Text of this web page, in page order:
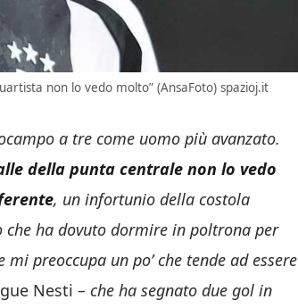
non lo vedo molto” (AnsaFoto) spazioj.it
a tre come uomo più avanzato.
della punta centrale non lo vedo
, un infortunio della costola
ha dovuto dormire in poltrona per
preoccupa un po’ che tende ad essere
Nesti – che ha segnato due gol in